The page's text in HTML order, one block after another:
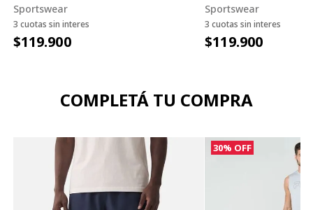
Sportswear
3 cuotas sin interes
$119.900
Sportswear
3 cuotas sin interes
$119.900
COMPLETÁ TU COMPRA
30% OFF